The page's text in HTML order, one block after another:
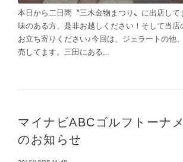
本日から二日間〝三木金物まつり〟に出店して
味のある方、是非お越しください！そして当店
お立ち寄りください♪今回は、ジェラートの他
売してます。三田にある...
マイナビABCゴルフトーナ
のお知らせ